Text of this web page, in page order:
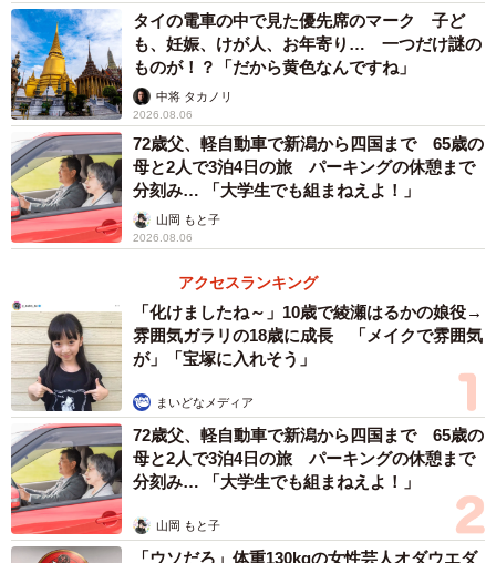
「イスラム文化、中国文化が好き」と話すHosophotoさん
は旅の経験が豊富で、これまでに中国には34回ほど渡航し
ているそう。日常会話レベルなら中国語が話せるというこ
とで、中華系の航空会社もよく利用しているそうですが、
今回のように寝ているところを起こされたのは初めての経
験だったといいます。
「中華系の航空会社のCAさんって、もともと人当たりが良
いイメージです。特に今回の南方航空のCAさんはすごくフ
レンドリーで、『ご飯もう1食食べる？』とか気さくに聞い
てくる人でした。その人が『ほら、見て』って起こしてく
れたので、“この人が言うなら見ておこうか”って素直に思え
たんです」
タイの電車の中で見た優先席のマーク 子ど
も、妊娠、けが人、お年寄り… 一つだけ謎の
ものが！？「だから黄色なんですね」
中将 タカノリ
2026.08.06
72歳父、軽自動車で新潟から四国まで 65歳の
母と2人で3泊4日の旅 パーキングの休憩まで
分刻み… 「大学生でも組まねえよ！」
山岡 もと子
2026.08.06
アクセスランキング
「化けましたね～」10歳で綾瀬はるかの娘役→
雰囲気ガラリの18歳に成長 「メイクで雰囲気
が」「宝塚に入れそう」
まいどなメディア
72歳父、軽自動車で新潟から四国まで 65歳の
母と2人で3泊4日の旅 パーキングの休憩まで
分刻み… 「大学生でも組まねえよ！」
山岡 もと子
「ウソだろ」体重130kgの女性芸人オダウエダ